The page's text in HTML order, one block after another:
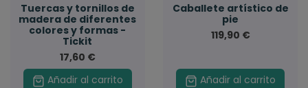
Tuercas y tornillos de
madera de diferentes
colores y formas -
Tickit
17,60 €
Añadir al carrito
Caballete artístico de
pie
119,90 €
Añadir al carrito